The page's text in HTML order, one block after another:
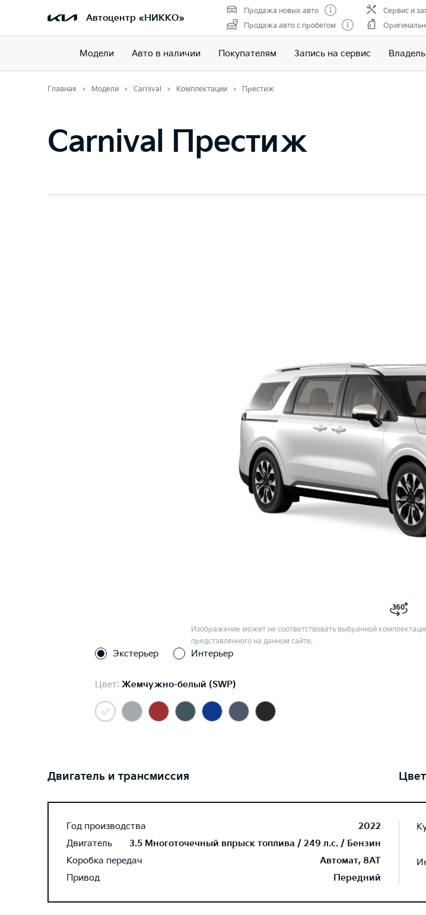
Автоцентр «НИККО»
Продажа новых авто
Продажа авто с пробегом
Сервис и
Модели Авто в наличии Покупателям Запись на сервис
Главная Модели Carnival Комплектации Престиж
Carnival Престиж
Изображение может не соответствовать выбранной
представленного на данном сайте.
Экстерьер Интерьер
Цвет: Жемчужно-белый (SWP)
Двигатель и трансмиссия
Год производства
2022
Двигатель
3.5 Многоточечный впрыск топлива / 249 л.с. / Бензин
Коробка передач
Автомат, 8AT
Привод
Передний
Цвет